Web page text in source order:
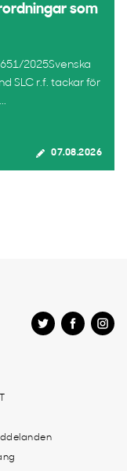
som
2025Svenska
SLC r.f. tackar för
07.08.2026